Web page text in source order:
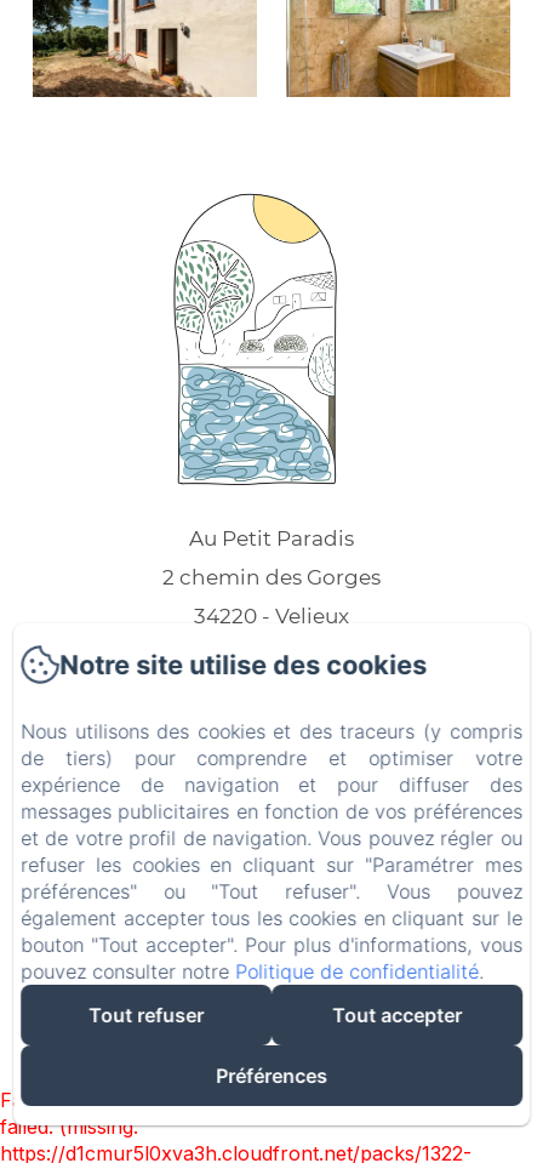
Au Petit Paradis
2 chemin des Gorges
34220 - Velieux
Téléphone: +33 (0)6 73 90 38 58
Accueil
Nos gîtes
Contact
NL
Créé par Amenitiz
Failed to load BookingEngine/index: Loading chunk 1322
failed. (missing:
https://d1cmur5l0xva3h.cloudfront.net/packs/1322-
Notre site utilise des cookies
Nous utilisons des cookies et des traceurs (y compris
de tiers) pour comprendre et optimiser votre
expérience de navigation et pour diffuser des
messages publicitaires en fonction de vos préférences
et de votre profil de navigation. Vous pouvez régler ou
refuser les cookies en cliquant sur "Paramétrer mes
préférences" ou "Tout refuser". Vous pouvez
également accepter tous les cookies en cliquant sur le
bouton "Tout accepter". Pour plus d'informations, vous
pouvez consulter notre Politique de confidentialité.
Tout refuser
Tout accepter
Préférences